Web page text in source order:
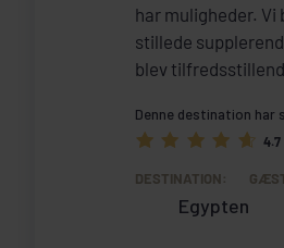
har muligheder. Vi
stillede
blev
Denne destination har
4.7
DESTINATION:
Egypten